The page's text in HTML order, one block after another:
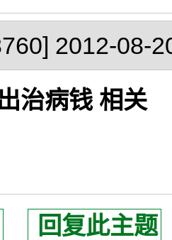
2012-08-
治病钱 相关
回复此主题